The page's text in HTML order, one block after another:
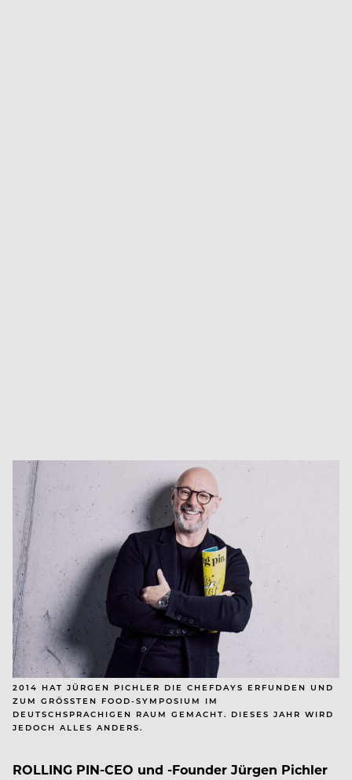
2014 HAT JÜRGEN PICHLER DIE CHEFDAYS ERFUNDEN UND
ZUM GRÖSSTEN FOOD-SYMPOSIUM IM D
EUTSCHSPRACHIGEN RAUM GEMACHT. DIESES JAHR WIRD J
EDOCH ALLES ANDERS.
ROLLING PIN-CEO und -Founder Jürgen Pichler